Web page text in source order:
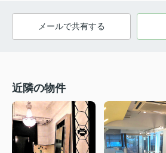
メールで共有する
近隣の物件